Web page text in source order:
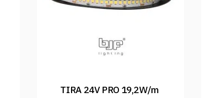
TIRA 24V PRO 19,2W/m